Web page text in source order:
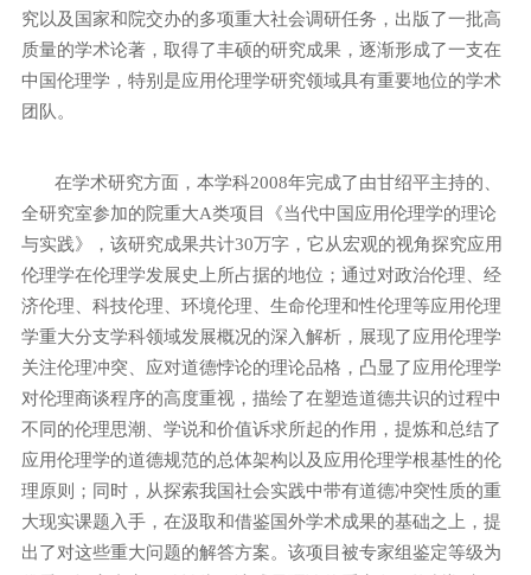
究以及国家和院交办的多项重大社会调研任务，出版了一批高
质量的学术论著，取得了丰硕的研究成果，逐渐形成了一支在
中国伦理学，特别是应用伦理学研究领域具有重要地位的学术
团队。
在学术研究方面，本学科2008年完成了由甘绍平主持的、
全研究室参加的院重大A类项目《当代中国应用伦理学的理论
与实践》，该研究成果共计30万字，它从宏观的视角探究应用
伦理学在伦理学发展史上所占据的地位；通过对政治伦理、经
济伦理、科技伦理、环境伦理、生命伦理和性伦理等应用伦理
学重大分支学科领域发展概况的深入解析，展现了应用伦理学
关注伦理冲突、应对道德悖论的理论品格，凸显了应用伦理学
对伦理商谈程序的高度重视，描绘了在塑造道德共识的过程中
不同的伦理思潮、学说和价值诉求所起的作用，提炼和总结了
应用伦理学的道德规范的总体架构以及应用伦理学根基性的伦
理原则；同时，从探索我国社会实践中带有道德冲突性质的重
大现实课题入手，在汲取和借鉴国外学术成果的基础之上，提
出了对这些重大问题的解答方案。该项目被专家组鉴定等级为